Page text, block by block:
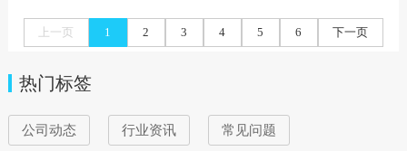
务 优惠力度很大！而且网站维护都是赠
上一页 1 2 3 4 5 6 下一页
热门标签
公司动态 行业资讯 常见问题